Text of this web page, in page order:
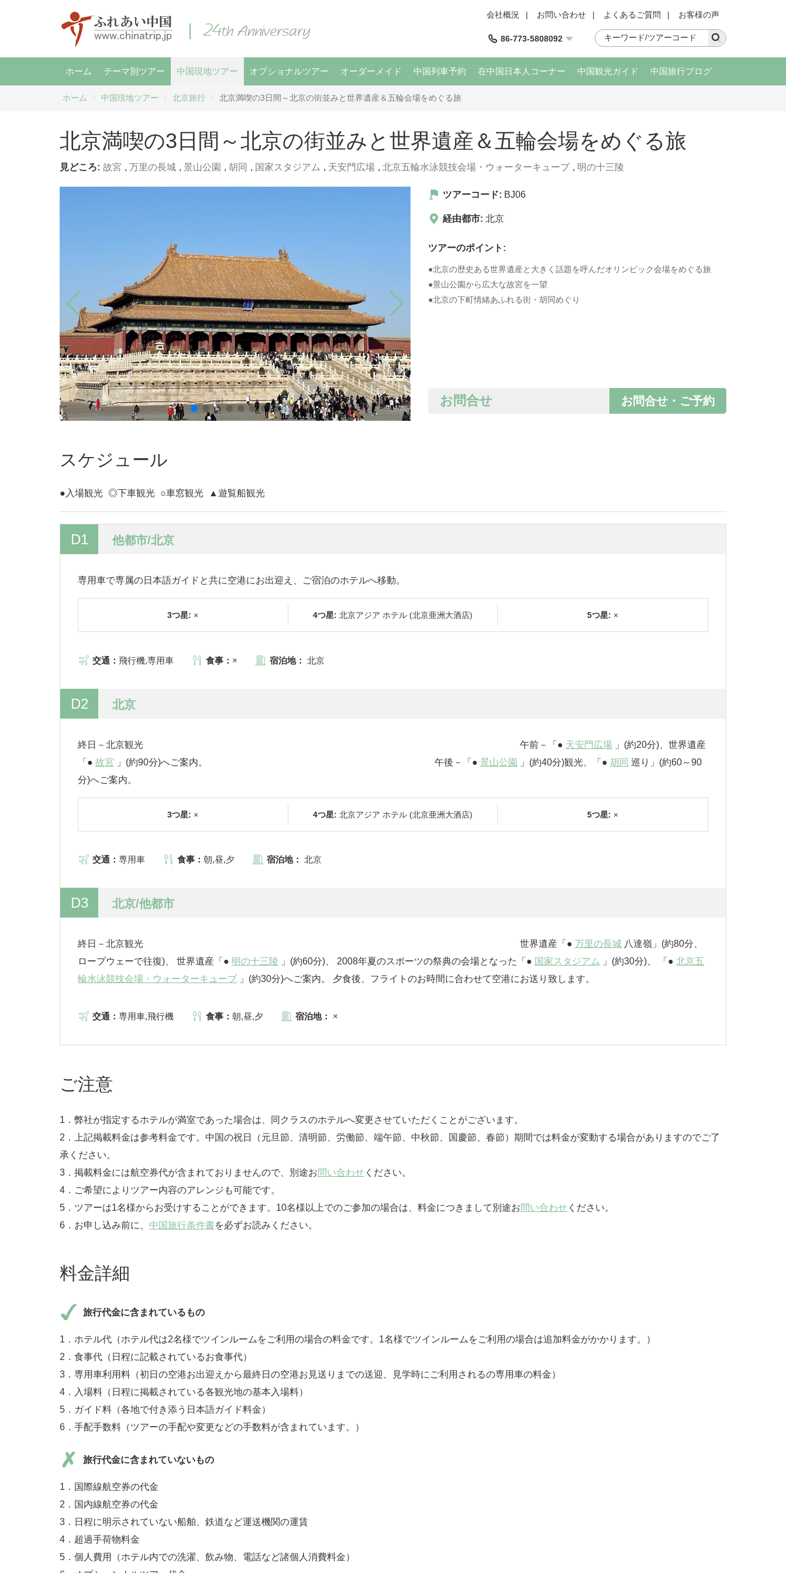
会社概況 | お問い合わせ | よくあるご質問 | お客様の声
86-773-5808092
ホーム テーマ別ツアー 中国現地ツアー オプショナルツアー オーダーメイド 中国列車予約 在中国日本人コーナー 中国観光ガイド 中国旅行ブログ
ホーム 中国現地ツアー 北京旅行 北京満喫の3日間～北京の街並みと世界遺産＆五輪会場をめぐる旅
北京満喫の3日間～北京の街並みと世界遺産＆五輪会場をめぐる旅
見どころ: 故宮 , 万里の長城 , 景山公園 , 胡同 , 国家スタジアム , 天安門広場 , 北京五輪水泳競技会場・ウォーターキューブ , 明の十三陵
ツアーコード: BJ06
経由都市: 北京
ツアーのポイント:
●北京の歴史ある世界遺産と大きく話題を呼んだオリンピック会場をめぐる旅
●景山公園から広大な故宮を一望
●北京の下町情緒あふれる街・胡同めぐり
お問合せ・ご予約
お問合せ
スケジュール
●入場観光 ◎下車観光 ○車窓観光 ▲遊覧船観光
D1 他都市/北京
専用車で専属の日本語ガイドと共に空港にお出迎え、ご宿泊のホテルへ移動。
3つ星: × 4つ星: 北京アジア ホテル (北京亜洲大酒店) 5つ星: ×
交通： 飛行機,専用車 食事： × 宿泊地： 北京
D2 北京
終日－北京観光 午前－「● 天安門広場 」(約20分)、世界遺産
「● 故宮 」(約90分)へご案内。 午後－「● 景山公園 」(約40分)観光、「● 胡同 巡り」(約60～90
分)へご案内。
3つ星: × 4つ星: 北京アジア ホテル (北京亜洲大酒店) 5つ星: ×
交通： 専用車 食事： 朝,昼,夕 宿泊地： 北京
D3 北京/他都市
終日－北京観光 世界遺産「● 万里の長城 八達嶺」(約80分、
ロープウェーで往復)、 世界遺産「● 明の十三陵 」(約60分)、 2008年夏のスポーツの祭典の会場となった「● 国家スタジアム 」(約30分)、 「● 北京五
輪水泳競技会場・ウォーターキューブ 」(約30分)へご案内。 夕食後、フライトのお時間に合わせて空港にお送り致します。
交通： 専用車,飛行機 食事： 朝,昼,夕 宿泊地： ×
ご注意
1．弊社が指定するホテルが満室であった場合は、同クラスのホテルへ変更させていただくことがございます。
2．上記掲載料金は参考料金です。中国の祝日（元旦節、清明節、労働節、端午節、中秋節、国慶節、春節）期間では料金が変動する場合がありますのでご了
承ください。
3．掲載料金には航空券代が含まれておりませんので、別途お問い合わせ ください。
4．ご希望によりツアー内容のアレンジも可能です。
5．ツアーは1名様からお受けすることができます。10名様以上でのご参加の場合は、料金につきまして別途お問い合わせ ください。
6．お申し込み前に、 中国旅行条件書を必ずお読みください。
料金詳細
旅行代金に含まれているもの
1．ホテル代（ホテル代は2名様でツインルームをご利用の場合の料金です。1名様でツインルームをご利用の場合は追加料金がかかります。）
2．食事代（日程に記載されているお食事代）
3．専用車利用料（初日の空港お出迎えから最終日の空港お見送りまでの送迎、見学時にご利用されるの専用車の料金）
4．入場料（日程に掲載されている各観光地の基本入場料）
5．ガイド料（各地で付き添う日本語ガイド料金）
6．手配手数料（ツアーの手配や変更などの手数料が含まれています。）
旅行代金に含まれていないもの
1．国際線航空券の代金
2．国内線航空券の代金
3．日程に明示されていない船舶、鉄道など運送機関の運賃
4．超過手荷物料金
5．個人費用（ホテル内での洗濯、飲み物、電話など諸個人消費料金）